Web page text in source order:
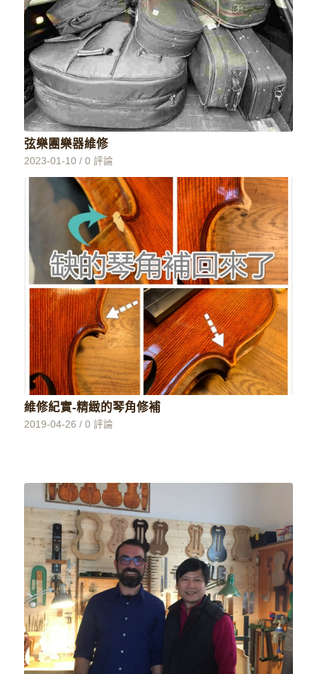
弦樂團樂器維修
2023-01-10 / 0 評論
維修紀實-精緻的琴角修補
2019-04-26 / 0 評論